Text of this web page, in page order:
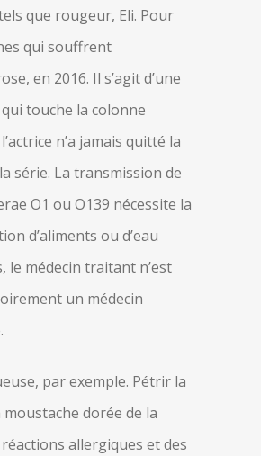
que rougeur, Eli. Pour
qui souffrent
en 2016. Il s’agit d’une
touche la colonne
n’a jamais quitté la
série. La transmission de
O1 ou O139 nécessite la
d’aliments ou d’eau
le médecin traitant n’est
un médecin
par exemple. Pétrir la
dorée de la
allergiques et des